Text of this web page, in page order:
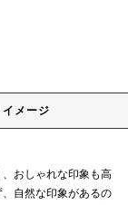
イメージ
おしゃれな印象も高
自然な印象があるの